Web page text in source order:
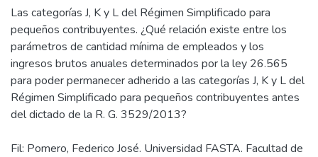
Las categorías J, K y L del Régimen Simplificado para
pequeños contribuyentes. ¿Qué relación existe entre los
parámetros de cantidad mínima de empleados y los
ingresos brutos anuales determinados por la ley 26.565
para poder permanecer adherido a las categorías J, K y L del
Régimen Simplificado para pequeños contribuyentes antes
Fil: Pomero, Federico José. Universidad FASTA. Facultad de